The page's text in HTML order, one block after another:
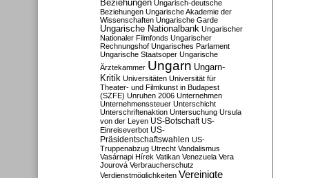
Beziehungen Ungarisch-deutsche
Beziehungen Ungarische Akademie der
Wissenschaften Ungarische Garde
Ungarische Nationalbank Ungarischer
Nationaler Filmfonds Ungarischer
Rechnungshof Ungarisches Parlament
Ungarische Staatsoper Ungarische
Ärztekammer Ungarn Ungarn-
Kritik Universitäten Universität für
Theater- und Filmkunst in Budapest
(SZFE) Unruhen 2006 Unternehmen
Unternehmenssteuer Unterschicht
Unterschriftenaktion Untersuchung Ursula
von der Leyen US-Botschaft US-
Einreiseverbot US-
Präsidentschaftswahlen US-
Truppenabzug Utrecht Vandalismus
Vasárnapi Hírek Vatikan Venezuela Vera
Jourová Verbraucherschutz
Verdienstmöglichkeiten Vereinigte